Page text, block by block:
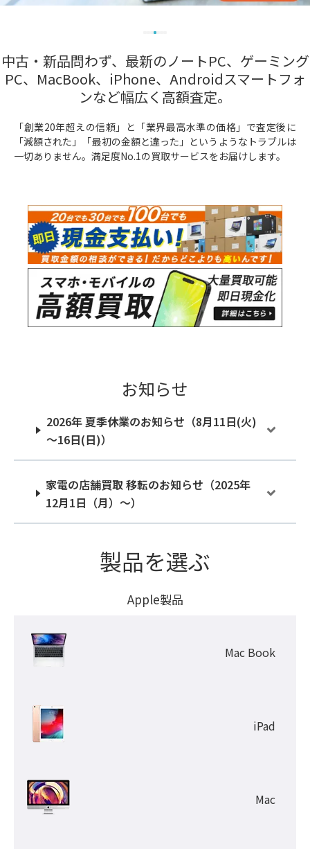
中古・新品問わず、最新のノートPC、ゲーミング
PC、MacBook、iPhone、Androidスマートフォ
ンなど幅広く高額査定。
「創業20年超えの信頼」と「業界最高水準の価格」で査定後に
「減額された」「最初の金額と違った」というようなトラブルは
一切ありません。満足度No.1の買取サービスをお届けします。
お知らせ
2026年 夏季休業のお知らせ（8月11日(火)
～16日(日)）
家電の店舗買取 移転のお知らせ（2025年
12月1日（月）～）
製品を選ぶ
Apple製品
Mac Book
iPad
Mac